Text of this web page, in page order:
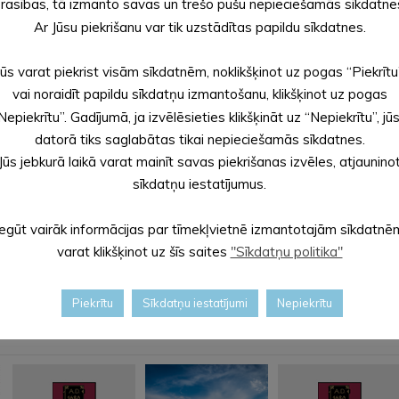
attīstības fonda projekta “Alūksnes novada vispārējās
“REM PRO”, būvuzraudzību – SIA “Būvuzraugi LV”.
tā izmanto savas un trešo pušu nepieciešamās
Ar Jūsu piekrišanu var tik uzstādītas papildu sīkdatnes.
varat piekrist visām sīkdatnēm, noklikšķinot uz pogas
vai noraidīt papildu sīkdatņu izmantošanu, klikšķinot uz pogas
Gadījumā, ja izvēlēsieties klikšķināt uz “Nepiekrītu”,
datorā tiks saglabātas tikai nepieciešamās sīkdatnes.
Jūs jebkurā laikā varat mainīt savas piekrišanas izvēles,
sīkdatņu iestatījumus.
vairāk informācijas par tīmekļvietnē izmantotajām
varat klikšķinot uz šīs saites "Sīkdatņu politika"
Piekrītu Sīkdatņu iestatījumi Nepiekrītu